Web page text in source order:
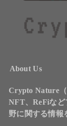
About Us
Crypto Nature
NFT、ReFiなど
野に関する情報